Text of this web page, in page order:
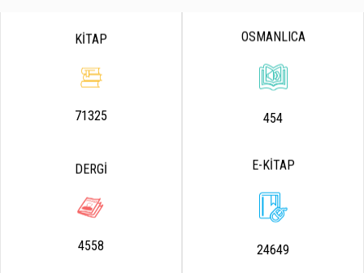
KİTAP
71325
OSMANLICA
454
DERGİ
4558
E-KİTAP
24649